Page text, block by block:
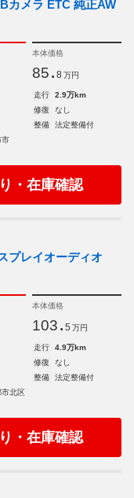
カメラ ETC 純正AW
本体価格
85. 8 万円
走行
2.9万km
修復
なし
整備
法定整備付
市
・在庫確認
プレイオーディオ
本体価格
103. 5 万円
走行
4.9万km
修復
なし
整備
法定整備付
北区
・在庫確認